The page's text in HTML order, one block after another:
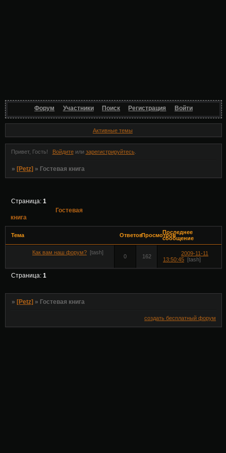
Форум Участники Поиск Регистрация Войти
Активные темы
Привет, Гость! Войдитеили зарегистрируйтесь.
» [Petz] » Гостевая книга
Гостевая
книга
Страница:1
Тема ОтветовПросмотровПоследнее
сообщение
Как вам наш форум? [tash]
0 162
2009-11-11
13:50:45 [tash]
Страница:1
» [Petz] » Гостевая книга
создать бесплатный форум